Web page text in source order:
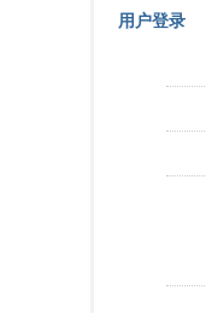
用户登录